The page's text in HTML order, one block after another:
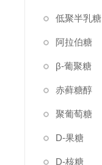
低聚半乳糖
阿拉伯糖
β-葡聚糖
赤藓糖醇
聚葡萄糖
D-果糖
D-核糖